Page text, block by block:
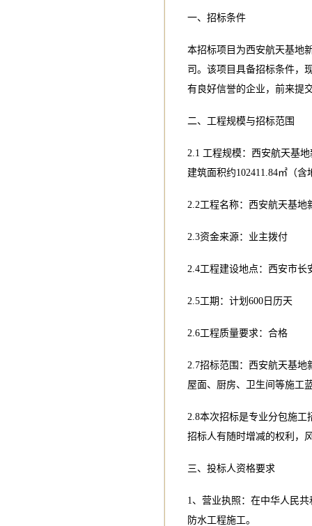
一、招标条件
本招标项目为西安航天基地
司。该项目具备招标条件，
有良好信誉的企业，前来提
二、工程规模与招标范围
2.1 工程规模：西安航天基
建筑面积约102411.84㎡（
2.2工程名称：西安航天基
2.3资金来源：业主拨付
2.4工程建设地点：西安市长
2.5工期：计划600日历天
2.6工程质量要求：合格
2.7招标范围：西安航天基
屋面、厨房、卫生间等施工
2.8本次招标是专业分包施
招标人有随时增减的权利，
三、投标人资格要求
1、营业执照：在中华人民
防水工程施工。